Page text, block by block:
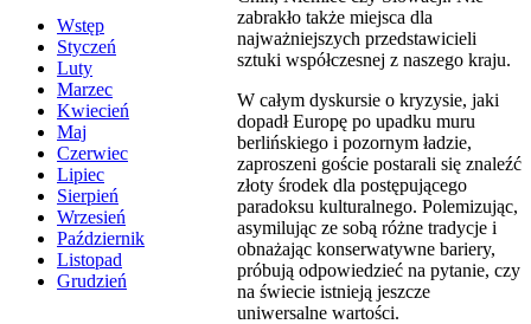
Wstęp
Styczeń
Luty
Marzec
Kwiecień
Maj
Czerwiec
Lipiec
Sierpień
Wrzesień
Październik
Listopad
Grudzień
zabrakło także miejsca dla
najważniejszych przedstawicieli
sztuki współczesnej z naszego kraju.
W całym dyskursie o kryzysie, jaki
dopadł Europę po upadku muru
berlińskiego i pozornym ładzie,
zaproszeni goście postarali się znaleźć
złoty środek dla postępującego
paradoksu kulturalnego. Polemizując,
asymilując ze sobą różne tradycje i
obnażając konserwatywne bariery,
próbują odpowiedzieć na pytanie, czy
na świecie istnieją jeszcze
uniwersalne wartości.